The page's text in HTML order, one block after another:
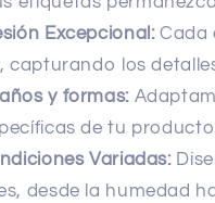
Excepcional:Cada
capturando los
y formas:
de tu
Variadas:
desde la humedad